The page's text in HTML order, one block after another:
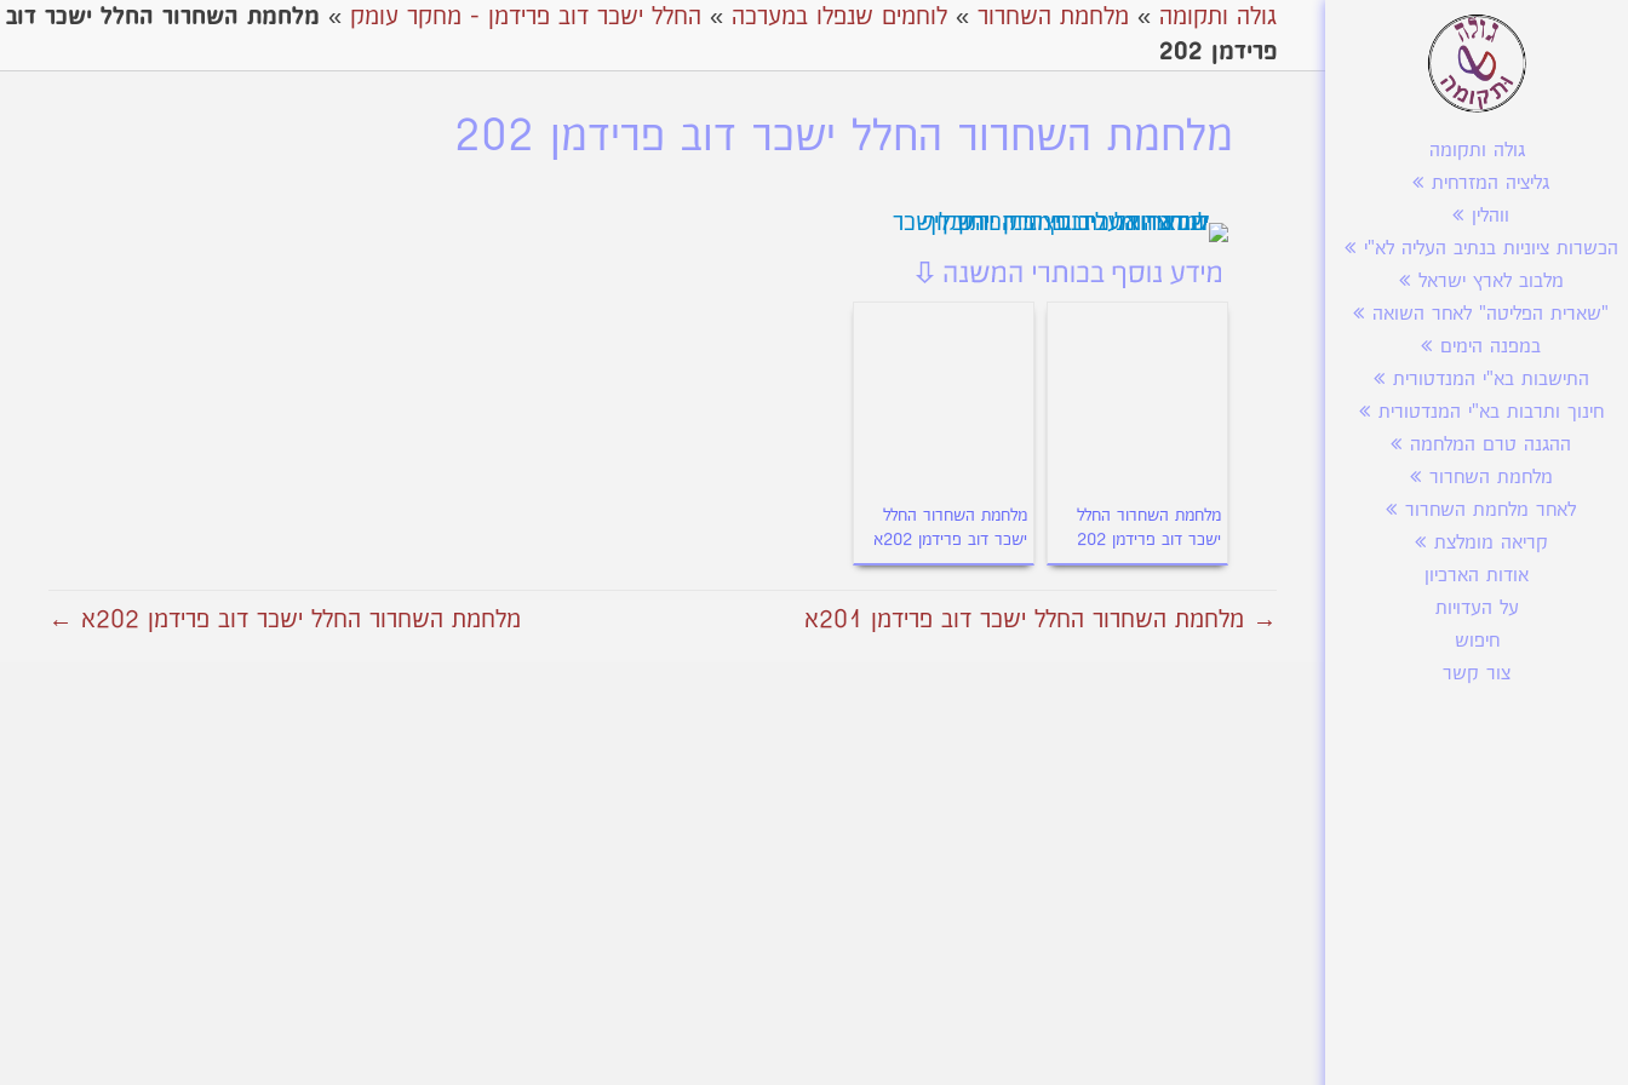
גולה ותקומה
גליציה המזרחית
ווהלין
הכשרות ציוניות בנתיב העליה לא"י
מלבוב לארץ ישראל
"שארית הפליטה" לאחר השואה
במפנה הימים
התישבות בא"י המנדטורית
חינוך ותרבות בא"י המנדטורית
ההגנה טרם המלחמה
מלחמת השחרור
לאחר מלחמת השחרור
קריאה מומלצת
אודות הארכיון
על העדויות
חיפוש
צור קשר
גולה ותקומה » מלחמת השחרור » לוחמים שנפלו במערכה » החלל ישכר דוב פרידמן - מחקר עומק » מלחמת השחרור החלל ישכר דוב
פרידמן 202
מלחמת השחרור החלל ישכר דוב פרידמן 202
מלחמת השחרור החלל
ישכר דוב פרידמן 202
מלחמת השחרור החלל
ישכר דוב פרידמן 202א
→ מלחמת השחרור החלל ישכר דוב פרידמן 201א מלחמת השחרור החלל ישכר דוב פרידמן 202א ←